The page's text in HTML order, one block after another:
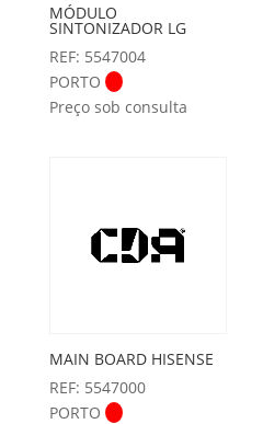
MÓDULO
SINTONIZADOR LG
REF: 5547004
PORTO
Preço sob consulta
MAIN BOARD HISENSE
REF: 5547000
PORTO